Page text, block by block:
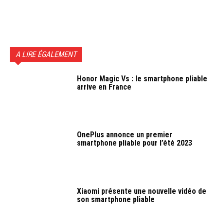
A LIRE ÉGALEMENT
Honor Magic Vs : le smartphone pliable
arrive en France
OnePlus annonce un premier
smartphone pliable pour l’été 2023
Xiaomi présente une nouvelle vidéo de
son smartphone pliable